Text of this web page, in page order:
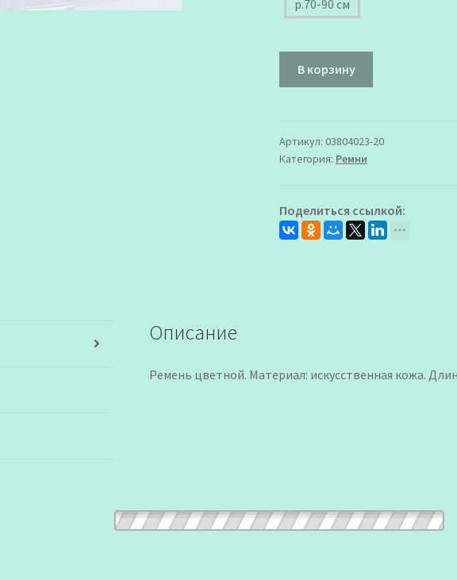
р.70-90 см
Ремень
для
В корзину
Артикул: 03804023-20
Категория: Ремни
Поделиться ссылкой:
Описание
Ремень цветной. Материал: искусственная кожа.